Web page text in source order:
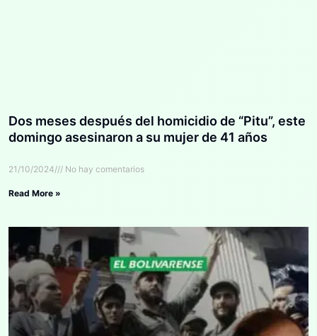
Dos meses después del homicidio de “Pitu”, este
domingo asesinaron a su mujer de 41 años
21/10/2024 No hay comentarios
Read More »